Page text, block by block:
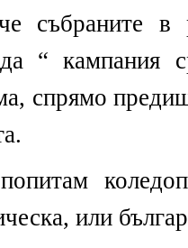
събраните в
“ кампания
спрямо
или